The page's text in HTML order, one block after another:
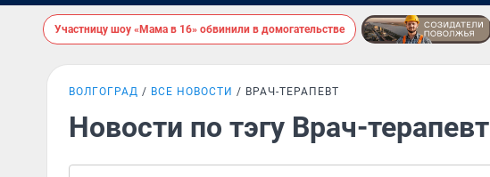
Участницу шоу «Мама в 16» обвинили в домогательстве
ВОЛГОГРАД ВСЕ НОВОСТИ ВРАЧ-ТЕРАПЕВТ
Новости по тэгу Врач-терапевт